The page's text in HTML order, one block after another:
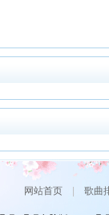
网站首页| 歌曲